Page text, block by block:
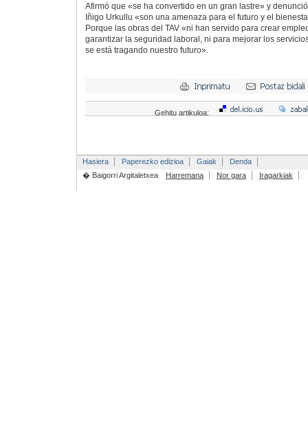
Afirmó que «se ha convertido en un gran lastre» y
Iñigo Urkullu «son una amenaza para el futuro y el
Porque las obras del TAV «ni han servido para crear
garantizar la seguridad laboral, ni para mejorar los
se está tragando nuestro futuro».
Gehitu artikuloa:
Hasiera Paperezko edizioa Gaiak
Denda
� Baigorri Argitaletxea
Harremana Nor gara Iragarkiak